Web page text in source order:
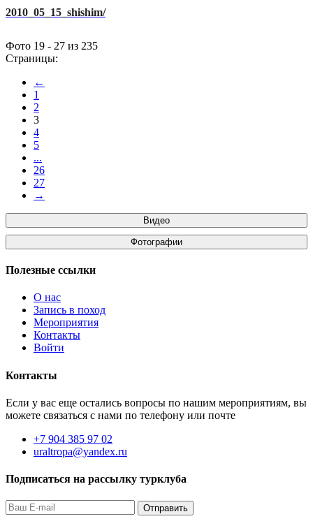
2010_05_15_shishim/
Фото 19 - 27 из 235
Страницы:
←
1
2
3
4
5
...
26
27
→
Видео
Фотографии
Полезные ссылки
О нас
Запись в поход
Мероприятия
Контакты
Войти
Контакты
Если у вас еще остались вопросы по нашим мероприятиям, вы
можете связаться с нами по телефону или почте
+7 904 385 97 02
uraltropa@yandex.ru
Подписаться на рассылку турклуба